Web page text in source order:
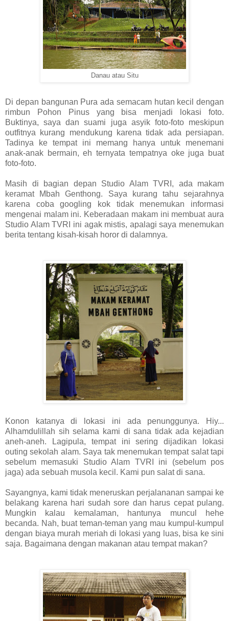
Danau atau Situ
Di depan bangunan Pura ada semacam hutan kecil dengan
rimbun Pohon Pinus yang bisa menjadi lokasi foto.
Buktinya, saya dan suami juga asyik foto-foto meskipun
outfitnya kurang mendukung karena tidak ada persiapan.
Tadinya ke tempat ini memang hanya untuk menemani
anak-anak bermain, eh ternyata tempatnya oke juga buat
foto-foto.
Masih di bagian depan Studio Alam TVRI, ada makam
keramat Mbah Genthong. Saya kurang tahu sejarahnya
karena coba googling kok tidak menemukan informasi
mengenai malam ini. Keberadaan makam ini membuat aura
Studio Alam TVRI ini agak mistis, apalagi saya menemukan
berita tentang kisah-kisah horor di dalamnya.
Konon katanya di lokasi ini ada penunggunya. Hiy...
Alhamdulillah sih selama kami di sana tidak ada kejadian
aneh-aneh. Lagipula, tempat ini sering dijadikan lokasi
outing sekolah alam. Saya tak menemukan tempat salat tapi
sebelum memasuki Studio Alam TVRI ini (sebelum pos
jaga) ada sebuah musola kecil. Kami pun salat di sana.
Sayangnya, kami tidak meneruskan perjalananan sampai ke
belakang karena hari sudah sore dan harus cepat pulang.
Mungkin kalau kemalaman, hantunya muncul hehe
becanda. Nah, buat teman-teman yang mau kumpul-kumpul
dengan biaya murah meriah di lokasi yang luas, bisa ke sini
saja. Bagaimana dengan makanan atau tempat makan?